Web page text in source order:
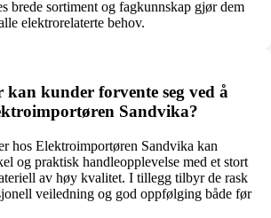
brede sortiment og fagkunnskap gjør dem
elektrorelaterte behov.
kunder forvente seg ved å
Sandvika?
hos Elektroimportøren Sandvika kan
og praktisk handleopplevelse med et stort
av høy kvalitet. I tillegg tilbyr de rask
veiledning og god oppfølging både før